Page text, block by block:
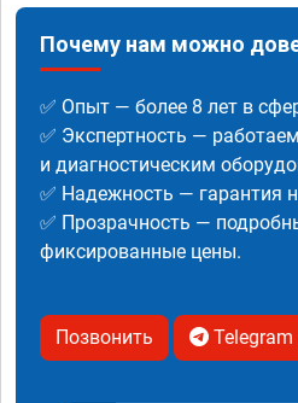
Почему нам можно
✅ Опыт — более 8 лет в
✅ Экспертность —
и диагностическим
✅ Надежность — гарантия
✅ Прозрачность —
фиксированные цены.
Позвонить Telegram